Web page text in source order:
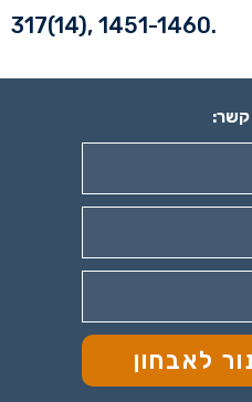
317(14), 1451-1460.
קשר:
לאבחון